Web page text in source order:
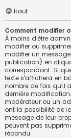
Haut
Comment modifier
À moins d’être
modifier ou
modifier un
publication) en
correspondant. Si
texte s’affichera en
nombre de fois qu’il
dernière
modérateur ou un
ont la possibilité de
message de leur
peuvent pas
répondu.